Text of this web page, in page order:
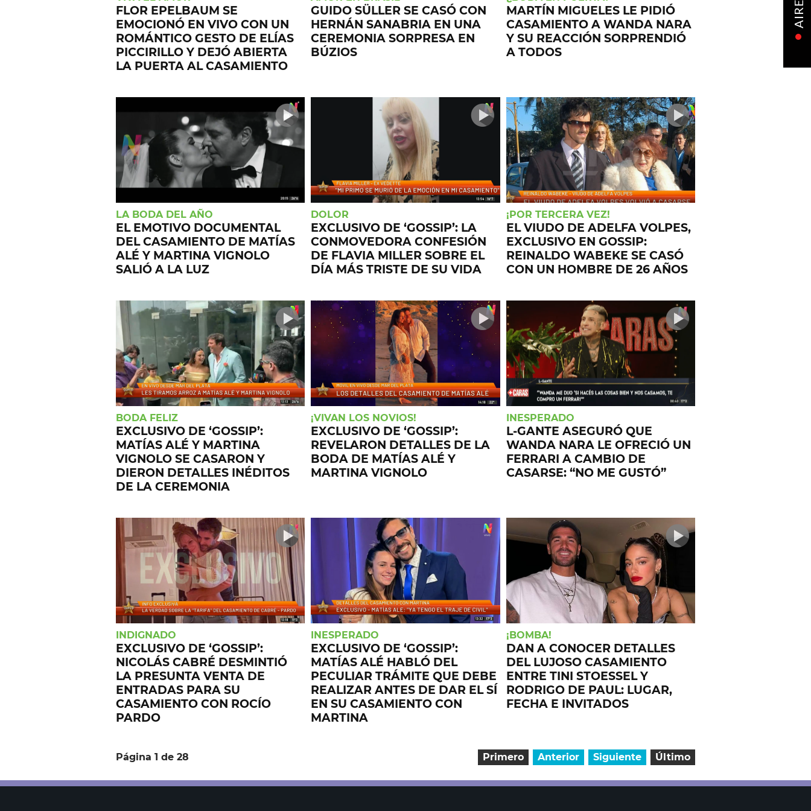
FLOR EPELBAUM SE
EMOCIONÓ EN VIVO CON UN
ROMÁNTICO GESTO DE ELÍAS
PICCIRILLO Y DEJÓ ABIERTA
LA PUERTA AL CASAMIENTO
GUIDO SÜLLER SE CASÓ CON
HERNÁN SANABRIA EN UNA
CEREMONIA SORPRESA EN
BÚZIOS
MARTÍN MIGUELES LE PIDIÓ
CASAMIENTO A WANDA NARA
Y SU REACCIÓN SORPRENDIÓ
A TODOS
LA BODA DEL AÑO
EL EMOTIVO DOCUMENTAL
DEL CASAMIENTO DE MATÍAS
ALÉ Y MARTINA VIGNOLO
SALIÓ A LA LUZ
DOLOR
EXCLUSIVO DE ‘GOSSIP’: LA
CONMOVEDORA CONFESIÓN
DE FLAVIA MILLER SOBRE EL
DÍA MÁS TRISTE DE SU VIDA
¡POR TERCERA VEZ!
EL VIUDO DE ADELFA VOLPES,
EXCLUSIVO EN GOSSIP:
REINALDO WABEKE SE CASÓ
CON UN HOMBRE DE 26 AÑOS
BODA FELIZ
EXCLUSIVO DE ‘GOSSIP’:
MATÍAS ALÉ Y MARTINA
VIGNOLO SE CASARON Y
DIERON DETALLES INÉDITOS
DE LA CEREMONIA
¡VIVAN LOS NOVIOS!
EXCLUSIVO DE ‘GOSSIP’:
REVELARON DETALLES DE LA
BODA DE MATÍAS ALÉ Y
MARTINA VIGNOLO
INESPERADO
L-GANTE ASEGURÓ QUE
WANDA NARA LE OFRECIÓ UN
FERRARI A CAMBIO DE
CASARSE: “NO ME GUSTÓ”
INDIGNADO
EXCLUSIVO DE ‘GOSSIP’:
NICOLÁS CABRÉ DESMINTIÓ
LA PRESUNTA VENTA DE
ENTRADAS PARA SU
CASAMIENTO CON ROCÍO
PARDO
INESPERADO
EXCLUSIVO DE ‘GOSSIP’:
MATÍAS ALÉ HABLÓ DEL
PECULIAR TRÁMITE QUE DEBE
REALIZAR ANTES DE DAR EL SÍ
EN SU CASAMIENTO CON
MARTINA
¡BOMBA!
DAN A CONOCER DETALLES
DEL LUJOSO CASAMIENTO
ENTRE TINI STOESSEL Y
RODRIGO DE PAUL: LUGAR,
FECHA E INVITADOS
Página 1 de 28 Primero Anterior Siguiente Último
AIRE